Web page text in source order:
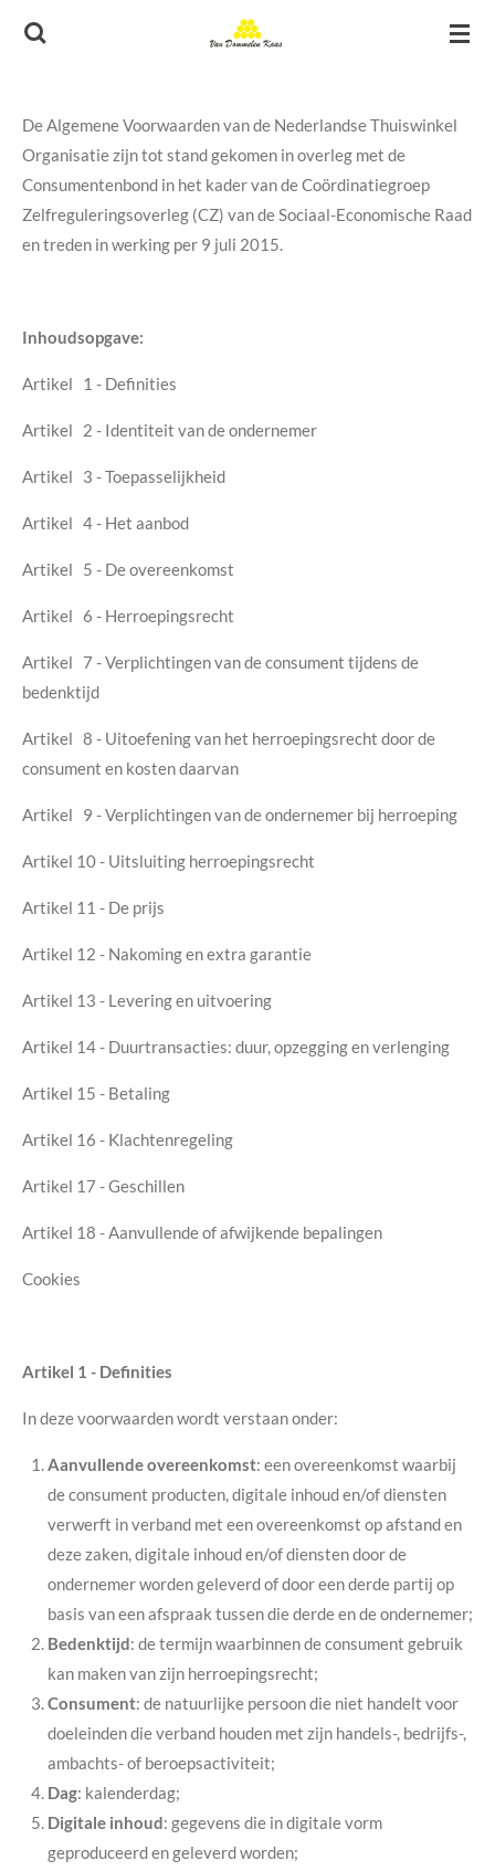
Ga
De Algemene Voorwaarden van de Nederlandse Thuiswinkel
Organisatie zijn tot stand gekomen in overleg met de
Consumentenbond in het kader van de Coördinatiegroep
Zelfreguleringsoverleg (CZ) van de Sociaal-Economische Raad
en treden in werking per 9 juli 2015.
Inhoudsopgave:
Artikel 1 - Definities
Artikel 2 - Identiteit van de ondernemer
Artikel 3 - Toepasselijkheid
Artikel 4 - Het aanbod
Artikel 5 - De overeenkomst
Artikel 6 - Herroepingsrecht
Artikel 7 - Verplichtingen van de consument tijdens de
bedenktijd
Artikel 8 - Uitoefening van het herroepingsrecht door de
consument en kosten daarvan
Artikel 9 - Verplichtingen van de ondernemer bij herroeping
Artikel 10 - Uitsluiting herroepingsrecht
Artikel 11 - De prijs
Artikel 12 - Nakoming en extra garantie
Artikel 13 - Levering en uitvoering
Artikel 14 - Duurtransacties: duur, opzegging en verlenging
Artikel 15 - Betaling
Artikel 16 - Klachtenregeling
Artikel 17 - Geschillen
Artikel 18 - Aanvullende of afwijkende bepalingen
Cookies
Artikel 1 - Definities
In deze voorwaarden wordt verstaan onder:
Aanvullende overeenkomst: een overeenkomst waarbij
de consument producten, digitale inhoud en/of diensten
verwerft in verband met een overeenkomst op afstand en
deze zaken, digitale inhoud en/of diensten door de
ondernemer worden geleverd of door een derde partij op
basis van een afspraak tussen die derde en de ondernemer;
Bedenktijd: de termijn waarbinnen de consument gebruik
kan maken van zijn herroepingsrecht;
Consument: de natuurlijke persoon die niet handelt voor
doeleinden die verband houden met zijn handels-, bedrijfs-,
ambachts- of beroepsactiviteit;
Dag: kalenderdag;
Digitale inhoud: gegevens die in digitale vorm
geproduceerd en geleverd worden;